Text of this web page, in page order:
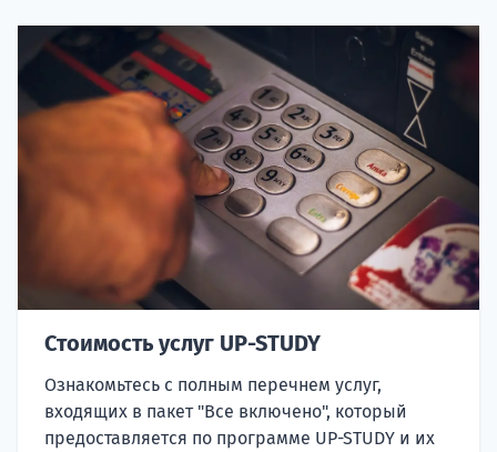
Стоимость услуг UP-STUDY
Ознакомьтесь с полным перечнем услуг,
входящих в пакет "Все включено", который
предоставляется по программе UP-STUDY и их